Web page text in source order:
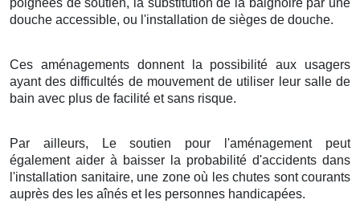
douche accessible, ou l'installation de sièges de douche.
Ces aménagements donnent la possibilité aux usagers
ayant des difficultés de mouvement de utiliser leur salle de
bain avec plus de facilité et sans risque.
Par ailleurs, Le soutien pour l'aménagement peut
également aider à baisser la probabilité d'accidents dans
l'installation sanitaire, une zone où les chutes sont courants
auprès des les aînés et les personnes handicapées.